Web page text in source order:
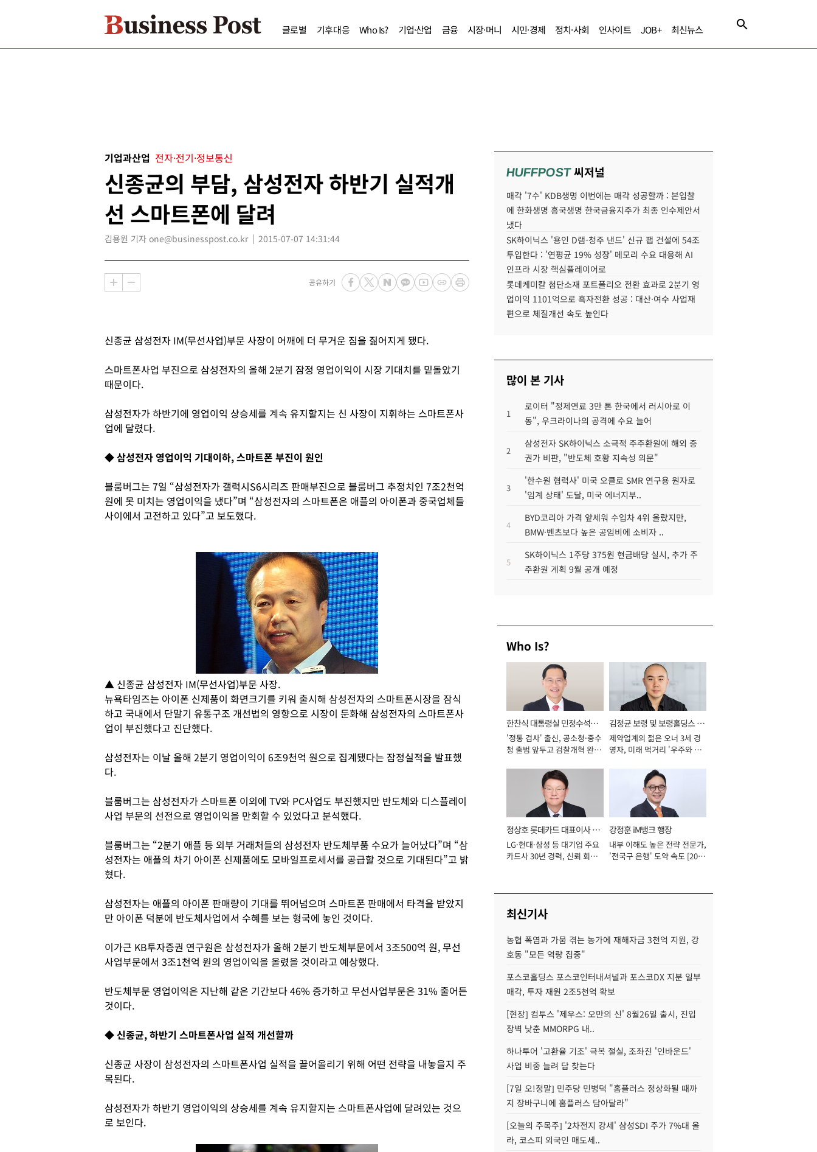
글로벌 기후대응 Who Is? 기업·산업 금융 시장·머니 시민·경제 정치·사회 인사이트 JOB+ 최신뉴스
기업과산업 전자·전기·정보통신
신종균의 부담, 삼성전자 하반기 실적개
선 스마트폰에 달려
김용원 기자 one@businesspost.co.kr 2015-07-07 14:31:44
공유하기
신종균 삼성전자 IM(무선사업)부문 사장이 어깨에 더 무거운 짐을 짊어지게 됐다.
스마트폰사업 부진으로 삼성전자의 올해 2분기 잠정 영업이익이 시장 기대치를 밑돌았기
때문이다.
삼성전자가 하반기에 영업이익 상승세를 계속 유지할지는 신 사장이 지휘하는 스마트폰사
업에 달렸다.
◆ 삼성전자 영업이익 기대이하, 스마트폰 부진이 원인
블룸버그는 7일 “삼성전자가 갤럭시S6시리즈 판매부진으로 블룸버그 추정치인 7조2천억
원에 못 미치는 영업이익을 냈다”며 “삼성전자의 스마트폰은 애플의 아이폰과 중국업체들
사이에서 고전하고 있다”고 보도했다.
▲ 신종균 삼성전자 IM(무선사업)부문 사장.
뉴욕타임즈는 아이폰 신제품이 화면크기를 키워 출시해 삼성전자의 스마트폰시장을 잠식
하고 국내에서 단말기 유통구조 개선법의 영향으로 시장이 둔화해 삼성전자의 스마트폰사
업이 부진했다고 진단했다.
삼성전자는 이날 올해 2분기 영업이익이 6조9천억 원으로 집계됐다는 잠정실적을 발표했
다.
블룸버그는 삼성전자가 스마트폰 이외에 TV와 PC사업도 부진했지만 반도체와 디스플레이
사업 부문의 선전으로 영업이익을 만회할 수 있었다고 분석했다.
블룸버그는 “2분기 애플 등 외부 거래처들의 삼성전자 반도체부품 수요가 늘어났다”며 “삼
성전자는 애플의 차기 아이폰 신제품에도 모바일프로세서를 공급할 것으로 기대된다”고 밝
혔다.
삼성전자는 애플의 아이폰 판매량이 기대를 뛰어넘으며 스마트폰 판매에서 타격을 받았지
만 아이폰 덕분에 반도체사업에서 수혜를 보는 형국에 놓인 것이다.
이가근 KB투자증권 연구원은 삼성전자가 올해 2분기 반도체부문에서 3조500억 원, 무선
사업부문에서 3조1천억 원의 영업이익을 올렸을 것이라고 예상했다.
반도체부문 영업이익은 지난해 같은 기간보다 46% 증가하고 무선사업부문은 31% 줄어든
것이다.
◆ 신종균, 하반기 스마트폰사업 실적 개선할까
신종균 사장이 삼성전자의 스마트폰사업 실적을 끌어올리기 위해 어떤 전략을 내놓을지 주
목된다.
삼성전자가 하반기 영업이익의 상승세를 계속 유지할지는 스마트폰사업에 달려있는 것으
로 보인다.
HUFFPOST씨저널
매각 '7수' KDB생명 이번에는 매각 성공할까 : 본입찰
에 한화생명 흥국생명 한국금융지주가 최종 인수제안서
냈다
SK하이닉스 '용인 D램-청주 낸드' 신규 팹 건설에 54조
투입한다 : '연평균 19% 성장' 메모리 수요 대응해 AI
인프라 시장 핵심플레이어로
롯데케미칼 첨단소재 포트폴리오 전환 효과로 2분기 영
업이익 1101억으로 흑자전환 성공 : 대산·여수 사업재
편으로 체질개선 속도 높인다
많이 본 기사
1
로이터 "정제연료 3만 톤 한국에서 러시아로 이
동", 우크라이나의 공격에 수요 늘어
2
삼성전자 SK하이닉스 소극적 주주환원에 해외 증
권가 비판, "반도체 호황 지속성 의문"
3
'한수원 협력사' 미국 오클로 SMR 연구용 원자로
'임계 상태' 도달, 미국 에너지부..
4
BYD코리아 가격 앞세워 수입차 4위 올랐지만,
BMW·벤츠보다 높은 공임비에 소비자 ..
5
SK하이닉스 1주당 375원 현금배당 실시, 추가 주
주환원 계획 9월 공개 예정
Who Is?
한찬식 대통령실 민정수석비
서관
'정통 검사' 출신, 공소청·중수
청 출범 앞두고 검찰개혁 완수
김정균 보령 및 보령홀딩스 대
표이사 사장
제약업계의 젊은 오너 3세 경
영자, 미래 먹거리 '우주와 헬
정상호 롯데카드 대표이사 사
장
LG·현대·삼성 등 대기업 주요
카드사 30년 경력, 신뢰 회복
강정훈 iM뱅크 행장
내부 이해도 높은 전략 전문가,
'전국구 은행' 도약 속도 [2026
최신기사
농협 폭염과 가뭄 겪는 농가에 재해자금 3천억 지원, 강
호동 "모든 역량 집중"
포스코홀딩스 포스코인터내셔널과 포스코DX 지분 일부
매각, 투자 재원 2조5천억 확보
[현장] 컴투스 '제우스: 오만의 신' 8월26일 출시, 진입
장벽 낮춘 MMORPG 내..
하나투어 '고환율 기조' 극복 절실, 조좌진 '인바운드'
사업 비중 늘려 답 찾는다
[7일 오!정말] 민주당 민병덕 "홈플러스 정상화될 때까
지 장바구니에 홈플러스 담아달라"
[오늘의 주목주] '2차전지 강세' 삼성SDI 주가 7%대 올
라, 코스피 외국인 매도세..